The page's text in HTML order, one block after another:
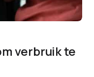
verbruik te